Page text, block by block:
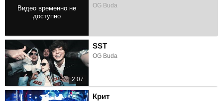
OG Buda
2:07
SST
OG Buda
Крит